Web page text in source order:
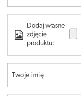
Dodaj własne
zdjęcie
produktu:
Twoje imię